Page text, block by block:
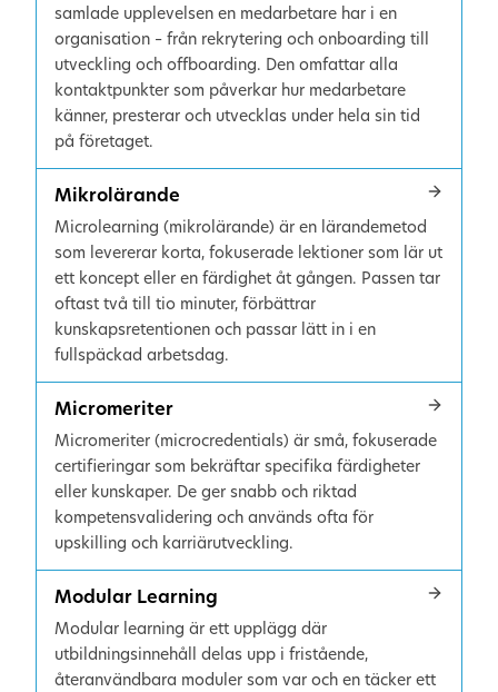
samlade upplevelsen en medarbetare har i en
organisation – från rekrytering och onboarding till
utveckling och offboarding. Den omfattar alla
kontaktpunkter som påverkar hur medarbetare
känner, presterar och utvecklas under hela sin tid
på företaget.
Mikrolärande
Microlearning (mikrolärande) är en lärandemetod
som levererar korta, fokuserade lektioner som lär ut
ett koncept eller en färdighet åt gången. Passen tar
oftast två till tio minuter, förbättrar
kunskapsretentionen och passar lätt in i en
fullspäckad arbetsdag.
Micromeriter
Micromeriter (microcredentials) är små, fokuserade
certifieringar som bekräftar specifika färdigheter
eller kunskaper. De ger snabb och riktad
kompetensvalidering och används ofta för
upskilling och karriärutveckling.
Modular Learning
Modular learning är ett upplägg där
utbildningsinnehåll delas upp i fristående,
återanvändbara moduler som var och en täcker ett